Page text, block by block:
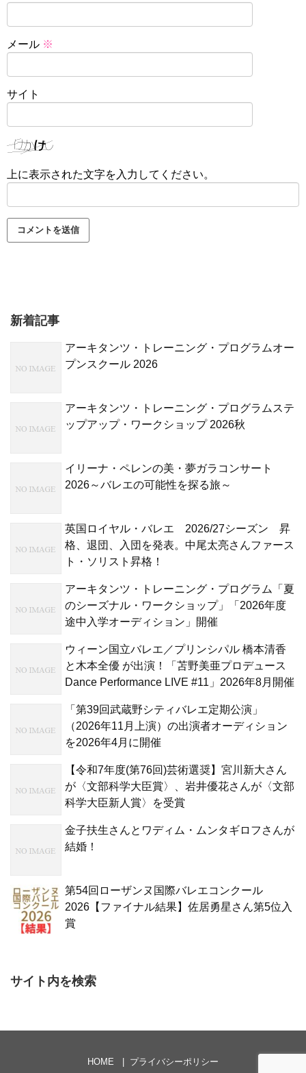
メール ※
サイト
上に表示された文字を入力してください。
新着記事
アーキタンツ・トレーニング・プログラムオー
プンスクール 2026
アーキタンツ・トレーニング・プログラムステ
ップアップ・ワークショップ 2026秋
イリーナ・ペレンの美・夢ガラコンサート
2026～バレエの可能性を探る旅～
英国ロイヤル・バレエ 2026/27シーズン 昇
格、退団、入団を発表。中尾太亮さんファース
ト・ソリスト昇格！
アーキタンツ・トレーニング・プログラム「夏
のシーズナル・ワークショップ」「2026年度
途中入学オーディション」開催
ウィーン国立バレエ／プリンシパル 橋本清香
と木本全優 が出演！「苫野美亜プロデュース
Dance Performance LIVE #11」2026年8月開催
「第39回武蔵野シティバレエ定期公演」
（2026年11月上演）の出演者オーディション
を2026年4月に開催
【令和7年度(第76回)芸術選奨】宮川新大さん
が〈文部科学大臣賞〉、岩井優花さんが〈文部
科学大臣新人賞〉を受賞
金子扶生さんとワディム・ムンタギロフさんが
結婚！
第54回ローザンヌ国際バレエコンクール
2026【ファイナル結果】佐居勇星さん第5位入
賞
サイト内を検索
HOME プライバシーポリシー